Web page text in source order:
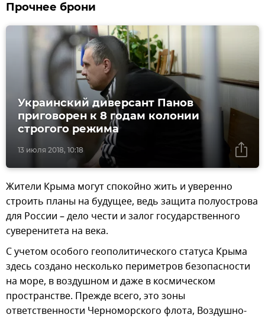
Прочнее брони
13 июля 2018, 10:18
Украинский диверсант Панов
приговорен к 8 годам колонии
строгого режима
Жители Крыма могут спокойно жить и уверенно
строить планы на будущее, ведь защита полуострова
для России – дело чести и залог государственного
суверенитета на века.
С учетом особого геополитического статуса Крыма
здесь создано несколько периметров безопасности
на море, в воздушном и даже в космическом
пространстве. Прежде всего, это зоны
ответственности Черноморского флота, Воздушно-